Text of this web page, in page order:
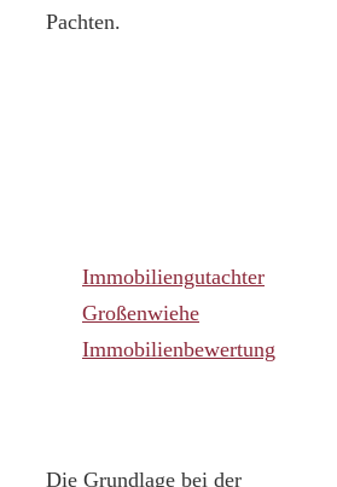
Pachten.
Immobiliengutachter
Großenwiehe
Immobilienbewertung
Die Grundlage bei der